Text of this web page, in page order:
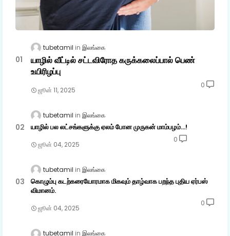
tubetamil இலங்கை
யாழில் வீட்டில் சட்டவிரோத கருக்கலைப்பால் பெண்
உயிரிழப்பு
ஜூன் 11, 2025
0
tubetamil இலங்கை
யாழில் பல லட்சங்களுக்கு ஏலம் போன முருகன் மாம்பழம்...!
ஜூன் 04, 2025
0
tubetamil இலங்கை
கொழும்பு கடற்கரையோரமாக மிகவும் தாழ்வாக பறந்த புதிய ஏர்பஸ்
விமானம்.
ஜூன் 04, 2025
0
tubetamil இலங்கை